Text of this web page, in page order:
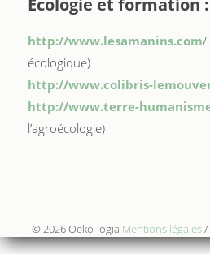
Ecologie et formation :
http://www.lesamanins.com/
écologique)
http://www.colibris-
http://www.terre-
l’agroécologie)
© 2026 Oeko-logia Mentions légales/